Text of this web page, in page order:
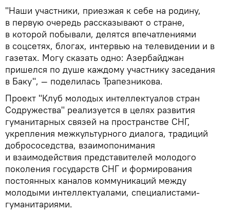
"Наши участники, приезжая к себе на родину,
в первую очередь рассказывают о стране,
в которой побывали, делятся впечатлениями
в соцсетях, блогах, интервью на телевидении и в
газетах. Могу сказать одно: Азербайджан
пришелся по душе каждому участнику заседания
в Баку", — поделилась Трапезникова.
Проект "Клуб молодых интеллектуалов стран
Содружества" реализуется в целях развития
гуманитарных связей на пространстве СНГ,
укрепления межкультурного диалога, традиций
добрососедства, взаимопонимания
и взаимодействия представителей молодого
поколения государств СНГ и формирования
постоянных каналов коммуникаций между
молодыми интеллектуалами, специалистами-
гуманитариями.